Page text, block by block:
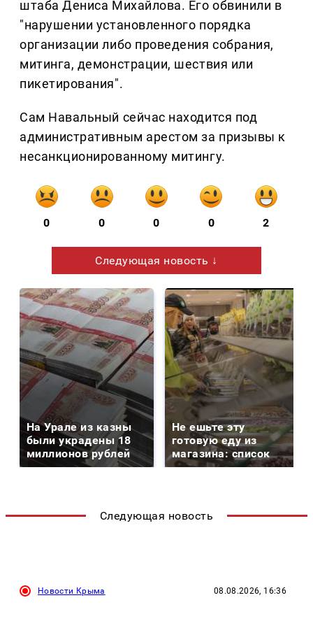
штаба Дениса Михайлова. Его обвинили в
"нарушении установленного порядка
организации либо проведения собрания,
митинга, демонстрации, шествия или
пикетирования".
Сам Навальный сейчас находится под
административным арестом за призывы к
несанкционированному митингу.
0 0 0 0 2
Следующая новость ↓
На Урале из казны
были украдены 18
миллионов рублей
Не ешьте эту
готовую еду из
магазина: список
Следующая новость
Новости Крыма 08.08.2026, 16:36